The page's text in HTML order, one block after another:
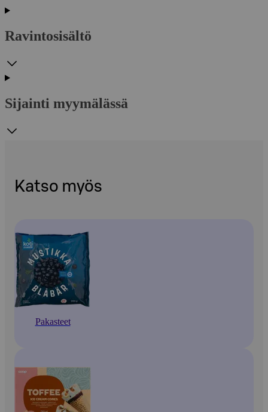
Ravintosisältö
Sijainti myymälässä
Katso myös
Pakasteet